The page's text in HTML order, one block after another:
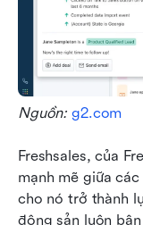
Nguồn: g2.com
Freshsales, của
mạnh mẽ giữa
cho nó trở thành
động sản luôn